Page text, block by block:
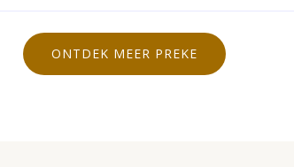
ONTDEK MEER PREKE